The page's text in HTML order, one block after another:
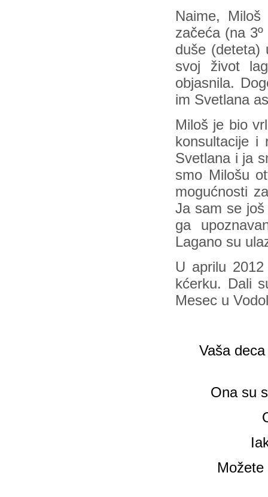
Naime,
začeća (na
duše (deteta)
svoj život
objasnila.
im Svetlana
Miloš je bio
konsultacije i
Svetlana i ja
smo Milošu
mogućnosti
Ja sam se
ga
Lagano su
U aprilu
kćerku. Dali
Mesec u
Vaša
Ona su